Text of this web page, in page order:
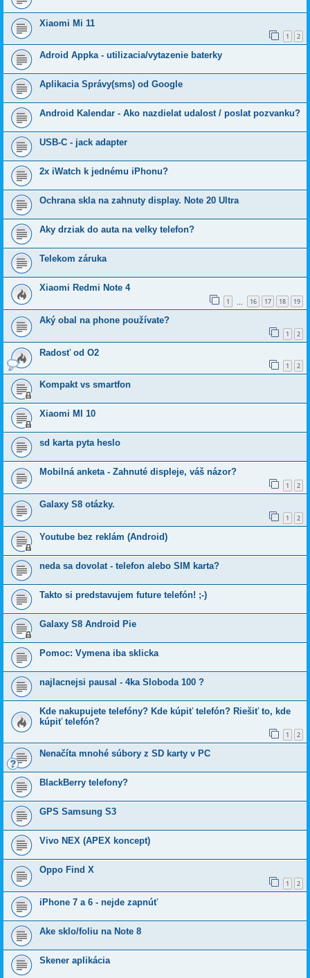
Xiaomi Mi 11
1 2
Adroid Appka - utilizacia/vytazenie baterky
Aplikacia Správy(sms) od Google
Android Kalendar - Ako nazdielat udalost / poslat pozvanku?
USB-C - jack adapter
2x iWatch k jednému iPhonu?
Ochrana skla na zahnuty display. Note 20 Ultra
Aky drziak do auta na velky telefon?
Telekom záruka
Xiaomi Redmi Note 4
1 16 17 18 19
Aký obal na phone používate?
1 2
Radosť od O2
1 2
Kompakt vs smartfon
Xiaomi MI 10
sd karta pyta heslo
Mobilná anketa - Zahnuté displeje, váš názor?
1 2
Galaxy S8 otázky.
1 2
Youtube bez reklám (Android)
neda sa dovolat - telefon alebo SIM karta?
Takto si predstavujem future telefón! ;-)
Galaxy S8 Android Pie
Pomoc: Vymena iba sklicka
najlacnejsi pausal - 4ka Sloboda 100 ?
Kde nakupujete telefóny? Kde kúpiť telefón? Riešiť to, kde
kúpiť telefón?
1 2
Nenačíta mnohé súbory z SD karty v PC
BlackBerry telefony?
GPS Samsung S3
Vivo NEX (APEX koncept)
Oppo Find X
1 2
iPhone 7 a 6 - nejde zapnúť
Ake sklo/foliu na Note 8
Skener aplikácia